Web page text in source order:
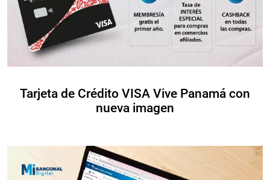
Tarjeta de Crédito VISA Vive Panamá con
nueva imagen